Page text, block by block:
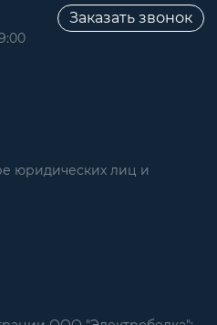
Заказать звонок
юридических лиц и